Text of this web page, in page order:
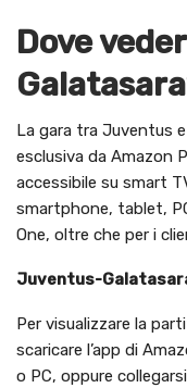
Dove
La gara tra Juventus
esclusiva da Amazon
accessibile su smart
smartphone, tablet,
One, oltre che per i
Juventus-
Per visualizzare la
scaricare l’app di
o PC, oppure